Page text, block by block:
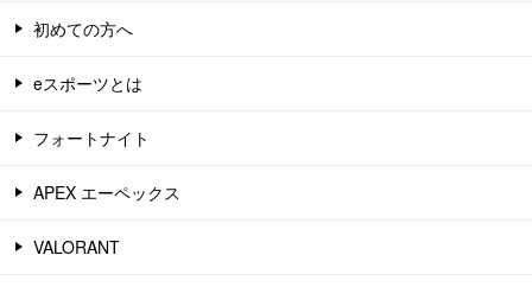
初めての方へ
eスポーツとは
フォートナイト
APEX エーペックス
VALORANT